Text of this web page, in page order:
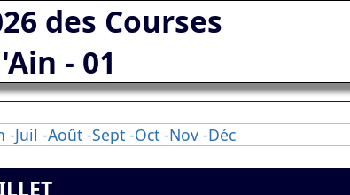
des Courses
- 01
-Juil -Août -Sept -Oct -Nov -Déc